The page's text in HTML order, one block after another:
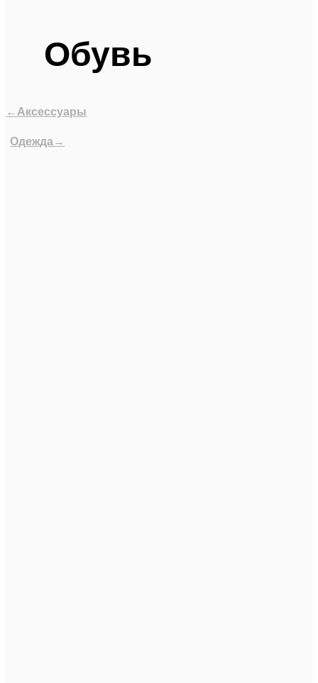
Обувь
←Аксессуары
Одежда→